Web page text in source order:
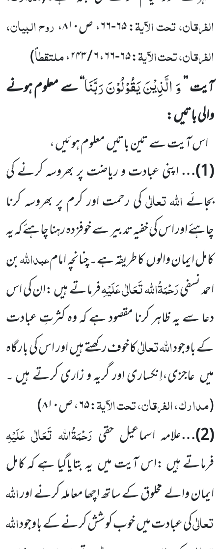
الفرقان، تحت الآیۃ:۶۵-۶۶ ، ص۸۱۰، روح البیان،
الفرقان، تحت الآیۃ:۶۵-۶۶ ،۶ / ۲۴۳ ،ملتقطاً)
آیت’’وَ الَّذِیْنَ یَقُوْلُوْنَ رَبَّنَا‘‘سے معلوم ہونے
والی باتیں :
اس آیت سے تین باتیںمعلوم ہوئیں ،
(
1
)…اپنی عبادت و ریاضت پر بھروسہ کرنے کی
بجائےاللہتعالٰیکی رحمت اور کرم پر بھروسہ کرنا
چاہئے اور اس کی خفیہتدبیر سے خوفزدہ رہنا چاہئے کہ یہ
کامل ایمان والوںکا طریقہ ہے۔ چنانچہامامعبداللہبن
احمد نسفیرَحْمَۃُاللہ تَعَالٰی عَلَیْہِفرماتے ہیں :ان کی اس
دعا سے یہ ظاہر کرنا مقصود ہےکہ وہ کثرتِ عبادت
کے باوجوداللہتعالٰیکا خوف رکھتے ہیںاوراس کی بارگاہ
میں عاجزی،اِنکساری اور گریہ و زاری کرتے ہیں ۔
(مدارک، الفرقان، تحت الآیۃ:۶۵، ص۸۱۰)
(
2
)…علامہ اسماعیل حقی رَحْمَۃُاللہ تَعَالٰی عَلَیْہِ
فرماتے ہیں :اس آیت میں یہ بتایاگیا ہے کہ کامل
ایمان والے مخلوق کے ساتھ اچھا معاملہ کرنے اوراللہ
تعالٰیکی عبادت میںخوب کوشش کرنے کے باوجوداللہ